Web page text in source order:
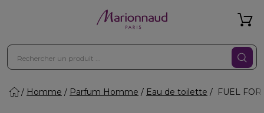
Homme Parfum Homme Eau de toilette FUEL